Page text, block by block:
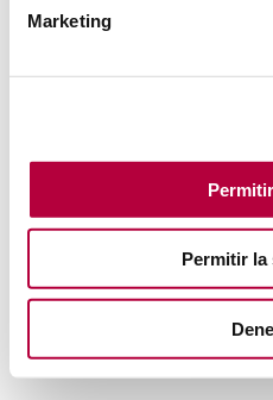
Marketing
Permitir la